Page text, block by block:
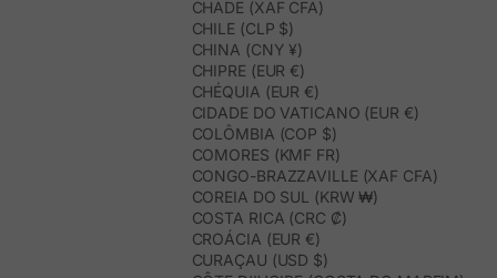
CHADE (XAF CFA)
CHILE (CLP $)
CHINA (CNY ¥)
CHIPRE (EUR €)
CHÉQUIA (EUR €)
CIDADE DO VATICANO (EUR €)
COLÔMBIA (COP $)
COMORES (KMF FR)
CONGO-BRAZZAVILLE (XAF CFA)
COREIA DO SUL (KRW ₩)
COSTA RICA (CRC ₡)
CROÁCIA (EUR €)
CURAÇAU (USD $)